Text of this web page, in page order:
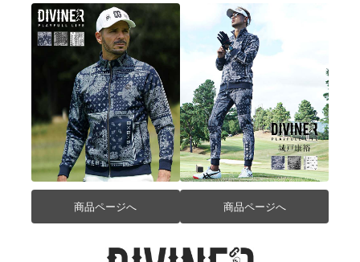
商品ページへ 商品ページへ